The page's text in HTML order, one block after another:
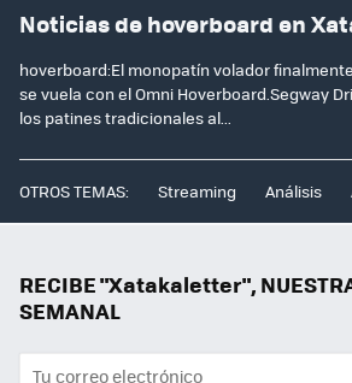
Noticias de hoverboard en
hoverboard:El monopatín volador
se vuela con el Omni Hoverboard.Segway
los patines tradicionales al...
OTROS TEMAS: Streaming Análisis
RECIBE "Xatakaletter",
SEMANAL